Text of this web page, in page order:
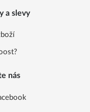
a slevy
nás